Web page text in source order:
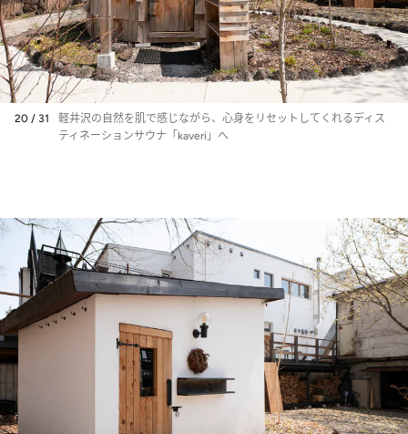
20 / 31
軽井沢の自然を肌で感じながら、心身をリセットしてくれるディス
ティネーションサウナ「kaveri」へ